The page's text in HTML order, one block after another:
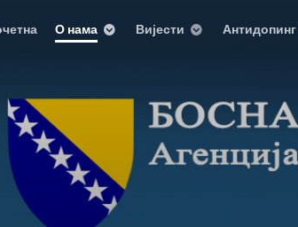
О нама Вијести Антидопинг